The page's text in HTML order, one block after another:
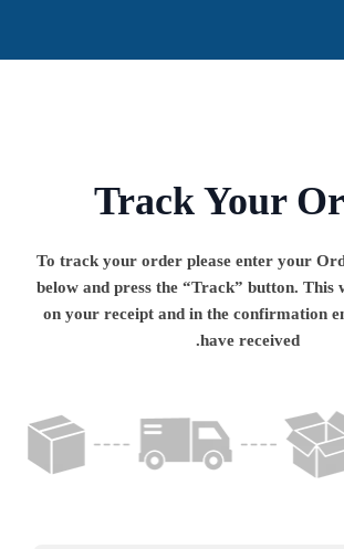
Track Your
To track your order please enter your
below and press the “Track” button. This
on your receipt and in the confirmation
have received.